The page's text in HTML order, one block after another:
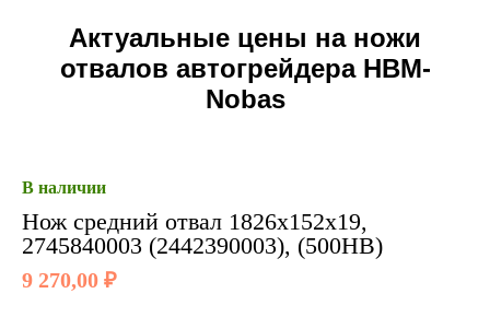
Актуальные цены на ножи
отвалов автогрейдера HBM-
Nobas
В наличии
Нож средний отвал 1826х152х19,
2745840003 (2442390003), (500HB)
9 270,00 ₽